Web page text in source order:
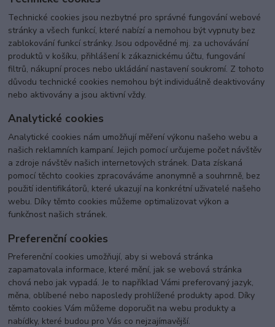
Technické cookies jsou nezbytné pro správné fungování webové
stránky a všech funkcí, které nabízí a nemohou být vypnuty bez
zablokování funkcí stránky. Jsou odpovědné mj. za uchovávání
produktů v košíku, přihlášení k zákaznickému účtu, fungování
filtrů, nákupní proces nebo ukládání nastavení soukromí. Z tohoto
důvodu technické cookies nemohou být individuálně deaktivovány
nebo aktivovány a jsou aktivní vždy.
Analytické cookies
Analytické cookies nám umožňují měření výkonu našeho webu a
našich reklamních kampaní. Jejich pomocí určujeme počet návštěv
a zdroje návštěv našich internetových stránek. Data získaná
pomocí těchto cookies zpracováváme anonymně a souhrnně, bez
použití identifikátorů, které ukazují na konkrétní uživatelé našeho
webu. Díky těmto cookies můžeme optimalizovat výkon a
funkčnost našich stránek.
Preferenční cookies
Preferenční cookies umožňují, aby si webová stránka
zapamatovala informace, které mění, jak se webová stránka
chová nebo jak vypadá. Je to například Vámi preferovaný jazyk,
měna, oblíbené nebo naposledy prohlížené produkty apod. Díky
těmto cookies Vám můžeme doporučit na webu produkty a
nabídky, které budou pro Vás co nejzajímavější.